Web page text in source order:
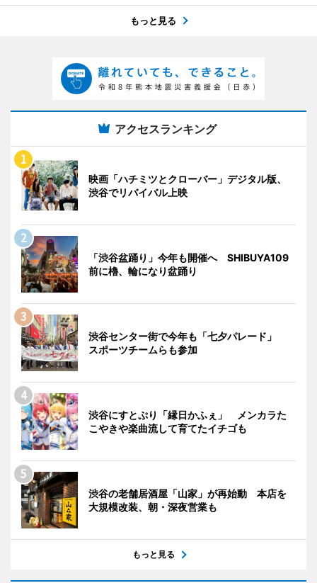
もっと見る
アクセスランキング
映画「ハチミツとクローバー」デジタル版、
渋谷でリバイバル上映
「渋谷盆踊り」今年も開催へ SHIBUYA109
前に櫓、輪になり盆踊り
渋谷センター街で今年も「七夕パレード」
スポーツチームらも参加
渋谷にすとぷり「縁日かふぇ」 メンカラた
こやきや楽曲流して育てたイチゴも
渋谷の老舗居酒屋「山家」が再始動 本店を
大規模改装、朝・深夜営業も
もっと見る